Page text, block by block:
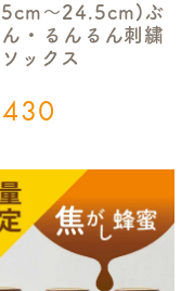
～24.5cm)ぶ
・るんるん刺繍
ックス